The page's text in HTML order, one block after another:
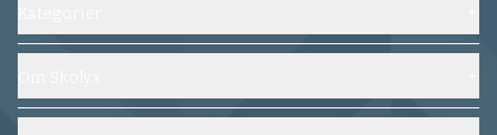
Vanliga frågor
Spåra din beställning
Skor
Skovård
Om oss